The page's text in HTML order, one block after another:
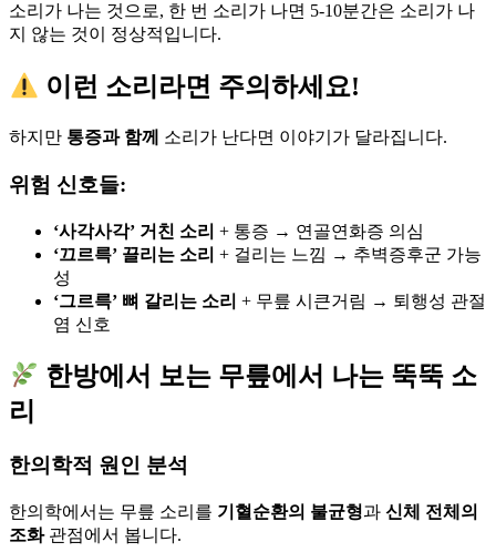
소리가 나는 것으로, 한 번 소리가 나면 5-10분간은 소리가 나
지 않는 것이 정상적입니다.
이런 소리라면 주의하세요!
하지만 통증과 함께 소리가 난다면 이야기가 달라집니다.
위험 신호들:
‘사각사각’ 거친 소리 + 통증 → 연골연화증 의심
‘끄르륵’ 끌리는 소리 + 걸리는 느낌 → 추벽증후군 가능
성
‘그르륵’ 뼈 갈리는 소리 + 무릎 시큰거림 → 퇴행성 관절
염 신호
한방에서 보는 무릎에서 나는 뚝뚝 소
리
한의학적 원인 분석
한의학에서는 무릎 소리를 기혈순환의 불균형과 신체 전체의
조화관점에서 봅니다.